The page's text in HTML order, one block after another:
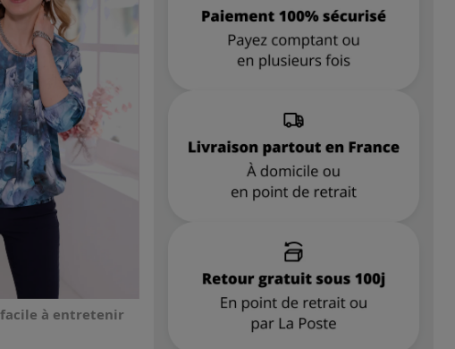
à entretenir